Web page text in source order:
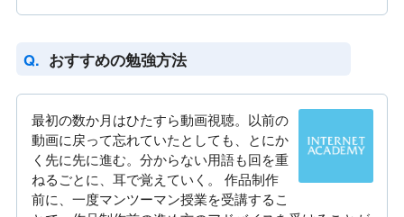
おすすめの勉強方法
最初の数か月はひたすら動画視聴。以前の
動画に戻って忘れていたとしても、とにか
く先に先に進む。分からない用語も回を重
ねるごとに、耳で覚えていく。 作品制作
前に、一度マンツーマン授業を受講するこ